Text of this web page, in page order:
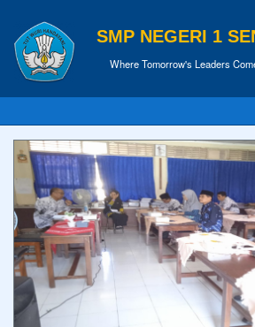
SMP NEGERI 1
Where Tomorrow's Leaders